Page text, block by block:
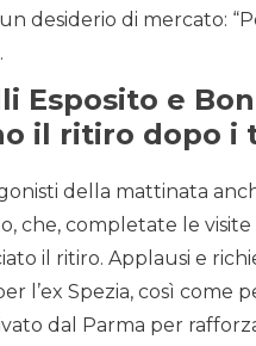
desiderio di mercato:
Esposito e
il ritiro dopo i
della mattinata
che, completate le
il ritiro. Applausi e
l’ex Spezia, così come
dal Parma per